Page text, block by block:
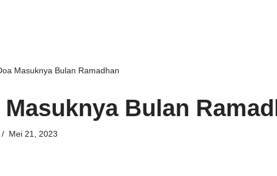
Masuknya Bulan Ramadhan
Masuknya Bulan
Mei 21, 2023